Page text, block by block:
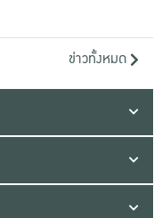
ข่าวทั้งหมด